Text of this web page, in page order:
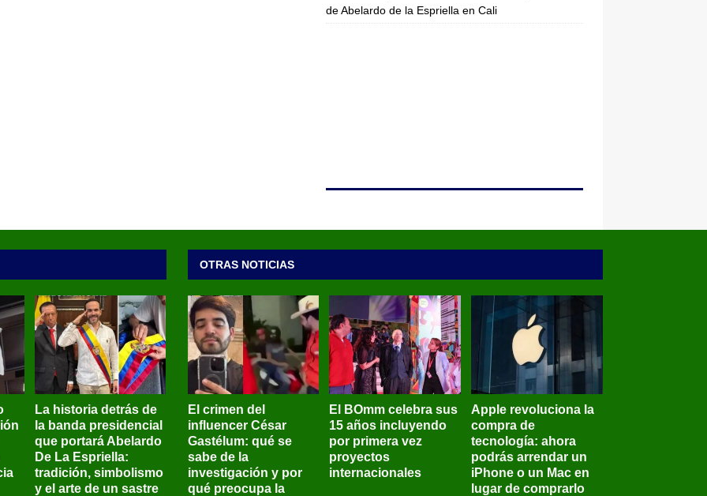
de Abelardo de la Espriella en Cali
La historia detrás de
la banda presidencial
que portará Abelardo
De La Espriella:
tradición, simbolismo
y el arte de un sastre
OTRAS NOTICIAS
El crimen del
influencer César
Gastélum: qué se
sabe de la
investigación y por
qué preocupa la
El BOmm celebra sus
15 años incluyendo
por primera vez
proyectos
internacionales
Apple revoluciona la
compra de
tecnología: ahora
podrás arrendar un
iPhone o un Mac en
lugar de comprarlo